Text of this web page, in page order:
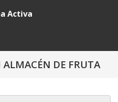
Activa
DE FRUTA